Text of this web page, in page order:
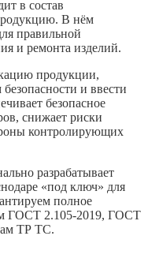
в состав
В нём
правильной
и ремонта изделий.
продукции,
и ввести
безопасное
снижает риски
контролирующих
разрабатывает
«под ключ» для
полное
ГОСТ 2.105-2019, ГОСТ
ТР ТС.